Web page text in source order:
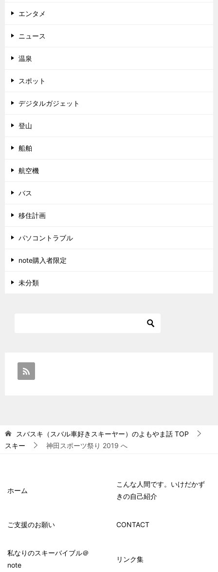
エンタメ
ニュース
温泉
スポット
デジタルガジェット
登山
船舶
航空機
バス
移住計画
パソコントラブル
note購入者限定
未分類
スバスキ（スバル車好きスキーヤー）のよもやま話 TOP
スキー
神田スポーツ祭り 2019 へ
ホーム
こんな人間です。いけだかず
きの自己紹介
ご支援のお願い CONTACT
私なりのスキーバイブル＠
note
リンク集